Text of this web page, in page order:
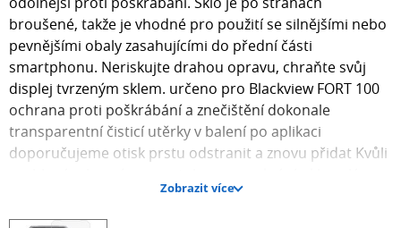
broušené, takže je vhodné pro použití se silnějšími nebo
pevnějšími obaly zasahujícími do přední části
smartphonu. Neriskujte drahou opravu, chraňte svůj
displej tvrzeným sklem. určeno pro Blackview FORT 100
ochrana proti poškrábání a znečištění dokonale
transparentní čisticí utěrky v balení po aplikaci
doporučujeme otisk prstu odstranit a znovu přidat Kvůli
displej. Po obvodu se může objevit vzduchová bublina.
JAK NALEPIT OCHRANNÉ SKLO?Před instalací
Zobrazit více